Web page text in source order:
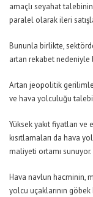
amaçlı seyahat
paralel olarak ileri
Bununla birlikte,
artan rekabet nedeniyle
Artan jeopolitik
ve hava yolculuğu
Yüksek yakıt fiyatları ve
kısıtlamaları da hava
maliyeti ortamı sunuyor.
Hava navlun hacminin,
yolcu uçaklarının